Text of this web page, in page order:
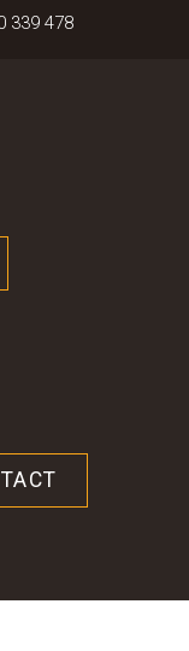
339 478